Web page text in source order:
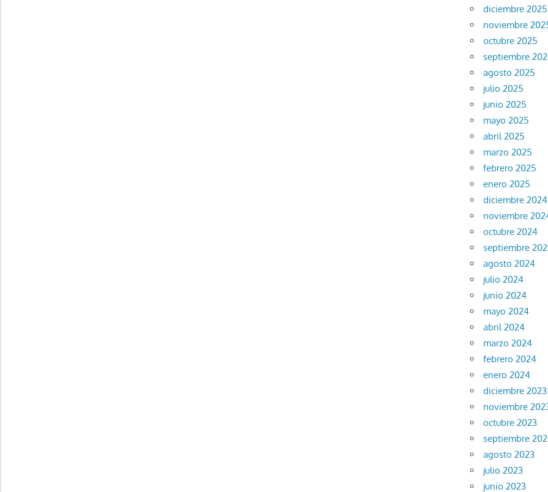
diciembre 2025
noviembre
octubre 2025
septiembre
agosto 2025
julio 2025
junio 2025
mayo 2025
abril 2025
marzo 2025
febrero 2025
enero 2025
diciembre 2024
noviembre
octubre 2024
septiembre
agosto 2024
julio 2024
junio 2024
mayo 2024
abril 2024
marzo 2024
febrero 2024
enero 2024
diciembre 2023
noviembre
octubre 2023
septiembre
agosto 2023
julio 2023
junio 2023